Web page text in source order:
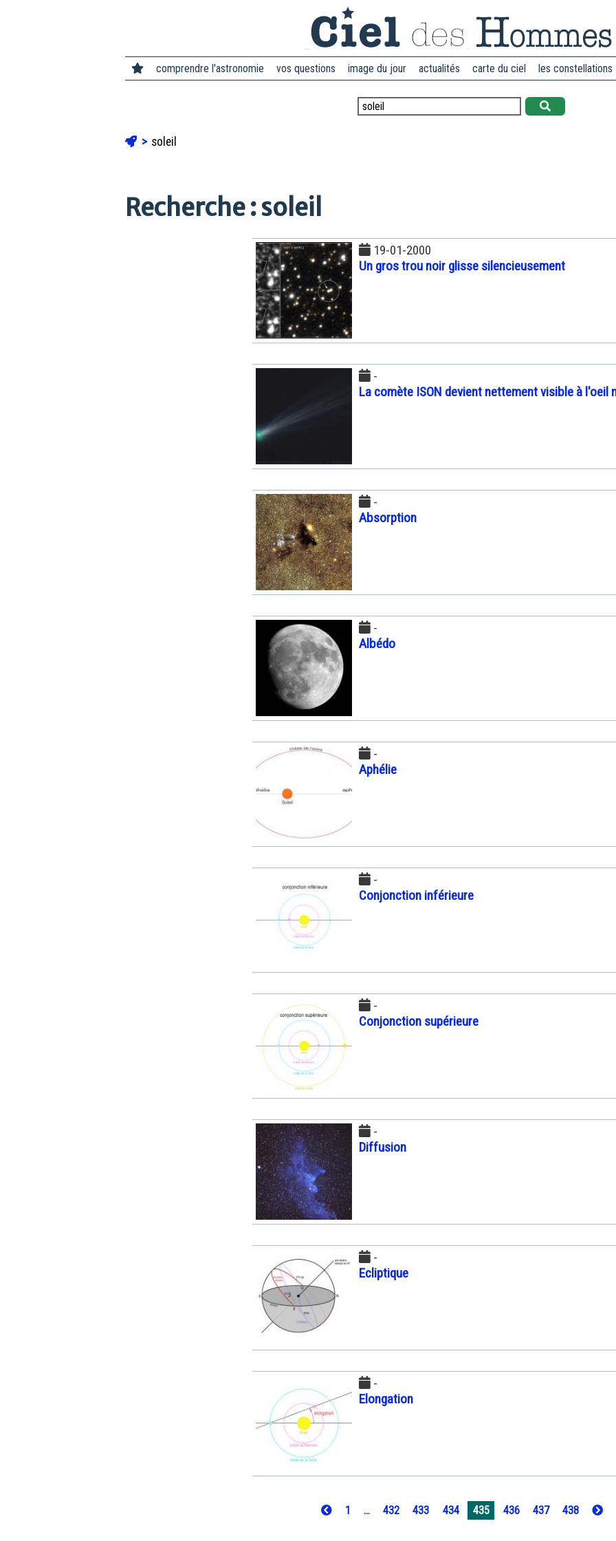
comprendre l'astronomie vos questions image du jour actualités carte du ciel les constellations
soleil
Recherche : soleil
19-01-2000
Un gros trou noir glisse silencieusement
-
La comète ISON devient nettement visible à l'oeil
-
Absorption
-
Albédo
-
Aphélie
-
Conjonction inférieure
-
Conjonction supérieure
-
Diffusion
-
Ecliptique
-
Elongation
1 ... 432 433 434 435 436 437 438